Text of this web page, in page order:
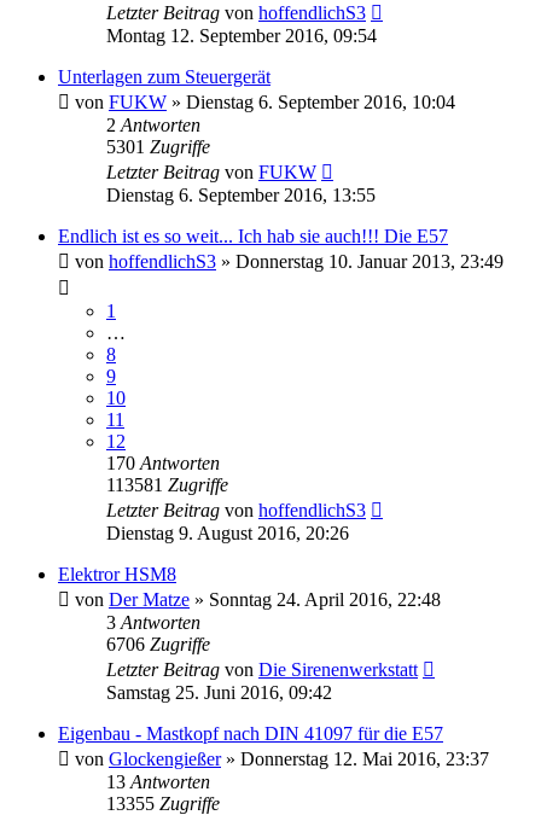
Letzter Beitrag von hoffendlichS3
Montag 12. September 2016, 09:54
Unterlagen zum Steuergerät
von FUKW » Dienstag 6. September 2016, 10:04
2 Antworten
5301 Zugriffe
Letzter Beitrag von FUKW
Dienstag 6. September 2016, 13:55
Endlich ist es so weit... Ich hab sie auch!!! Die E57
von hoffendlichS3 » Donnerstag 10. Januar 2013, 23:49
1
…
8
9
10
11
12
170 Antworten
113581 Zugriffe
Letzter Beitrag von hoffendlichS3
Dienstag 9. August 2016, 20:26
Elektror HSM8
von Der Matze » Sonntag 24. April 2016, 22:48
3 Antworten
6706 Zugriffe
Letzter Beitrag von Die Sirenenwerkstatt
Samstag 25. Juni 2016, 09:42
Eigenbau - Mastkopf nach DIN 41097 für die E57
von Glockengießer» Donnerstag 12. Mai 2016, 23:37
13 Antworten
13355 Zugriffe